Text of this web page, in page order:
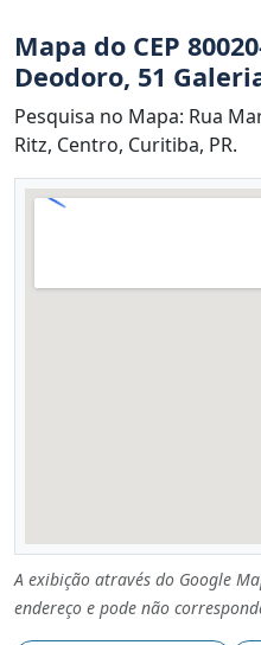
Mapa do CEP
Deodoro, 51
Pesquisa no Mapa: Rua
Ritz, Centro, Curitiba, PR.
A exibição através do Google
endereço e pode não